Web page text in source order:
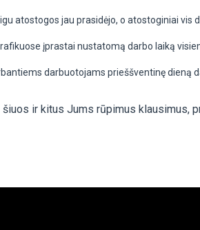
atostogos jau prasidėjo, o atostoginiai vis
įprastai nustatomą darbo laiką
darbuotojams prieššventinę dieną
ir kitus Jums rūpimus